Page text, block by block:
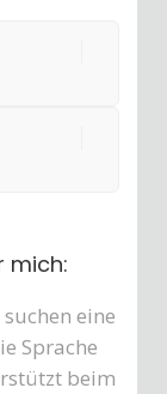
mich:
eine
Sprache
beim